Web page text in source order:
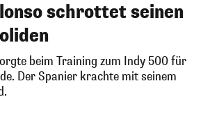
schrottet seinen
beim Training zum Indy 500 für
Der Spanier krachte mit seinem